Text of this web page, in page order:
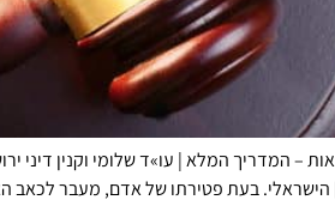
– המדריך המלא | עו»ד שלומי וקנין